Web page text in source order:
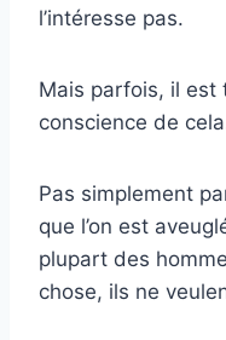
l’intéresse pas.
Mais parfois, il est
conscience de
Pas simplement
que l’on est
plupart des
chose, ils ne